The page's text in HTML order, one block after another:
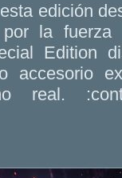
edición
la
Edition
accesorio
real.